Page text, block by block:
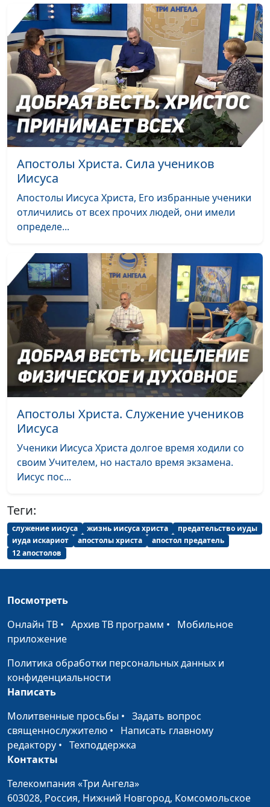
Апостолы Христа. Сила учеников
Иисуса
Апостолы Иисуса Христа, Его избранные ученики
отличились от всех прочих людей, они имели
определе...
Апостолы Христа. Служение учеников
Иисуса
Ученики Иисуса Христа долгое время ходили со
своим Учителем, но настало время экзамена.
Иисус пос...
Теги:
служение иисуса жизнь иисуса христа
предательство иуды
иуда искариот
апостолы христа
апостол предатель
12 апостолов
Посмотреть
Онлайн ТВ • Архив ТВ программ • Мобильное
приложение
Политика обработки персональных данных и
конфиденциальности
Написать
Молитвенные просьбы • Задать вопрос
священнослужителю • Написать главному
редактору • Техподдержка
Контакты
Телекомпания «Три Ангела»
603028, Россия, Нижний Новгород, Комсомольское